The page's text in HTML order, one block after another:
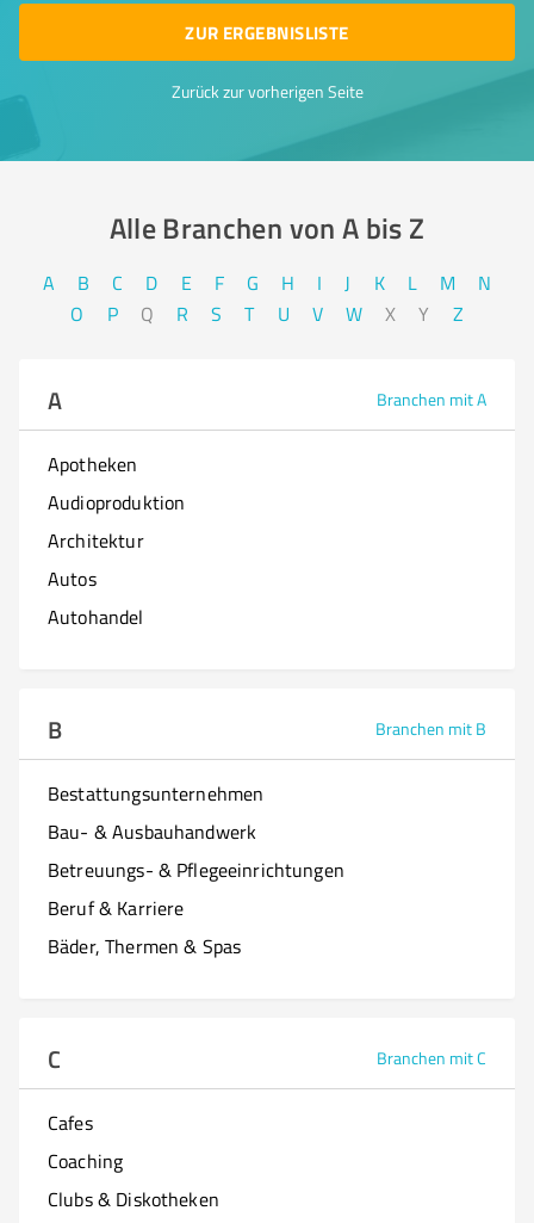
ZUR ERGEBNISLISTE
Zurück zur vorherigen Seite
Alle Branchen von A bis Z​
A B C D E F G H I J K L M
N
O
P Q R S T U V W X Y Z
A Branchen mit A
Apotheken
Audioproduktion
Architektur
Autos
Autohandel
B Branchen mit B
Bestattungsunternehmen
Bau- & Ausbauhandwerk
Betreuungs- & Pflegeeinrichtungen
Beruf & Karriere
Bäder, Thermen & Spas
C Branchen mit C
Cafes
Coaching
Clubs & Diskotheken